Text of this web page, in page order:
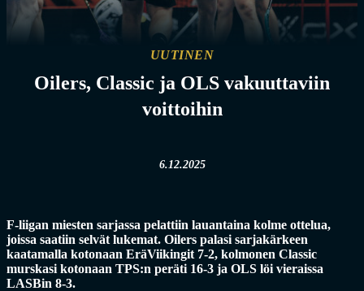
UUTINEN
Oilers, Classic ja OLS vakuuttaviin
voittoihin
6.12.2025
F-liigan miesten sarjassa pelattiin lauantaina kolme ottelua,
joissa saatiin selvät lukemat. Oilers palasi sarjakärkeen
kaatamalla kotonaan EräViikingit 7-2, kolmonen Classic
murskasi kotonaan TPS:n peräti 16-3 ja OLS löi vieraissa
LASBin 8-3.